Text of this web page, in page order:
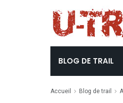
BLOG DE TRAIL
Accueil Blog de trail